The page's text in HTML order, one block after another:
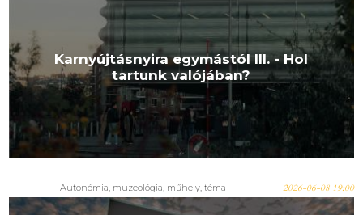
Karnyújtásnyira egymástól III. - Hol
tartunk valójában?
Autonómia, muzeológia, műhely, téma 2026-06-08 19:00